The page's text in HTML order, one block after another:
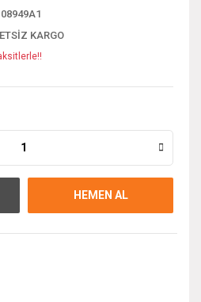
KARGO
HEMEN AL